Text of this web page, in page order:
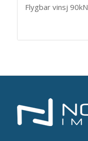
Flygbar vinsj 90kN